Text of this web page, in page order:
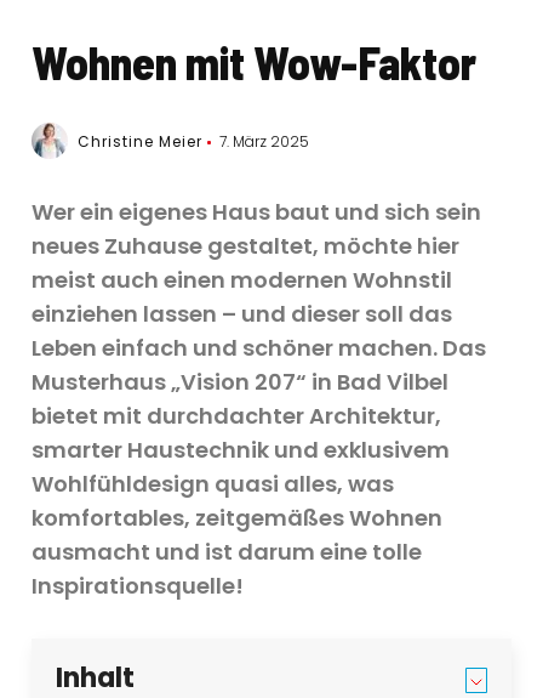
Wohnen mit Wow-Faktor
Christine Meier 7. März 2025
Wer ein eigenes Haus baut und sich sein
neues Zuhause gestaltet, möchte hier
meist auch einen modernen Wohnstil
einziehen lassen – und dieser soll das
Leben einfach und schöner machen. Das
Musterhaus „Vision 207“ in Bad Vilbel
bietet mit durchdachter Architektur,
smarter Haustechnik und exklusivem
Wohlfühldesign quasi alles, was
komfortables, zeitgemäßes Wohnen
ausmacht und ist darum eine tolle
Inspirationsquelle!
Inhalt